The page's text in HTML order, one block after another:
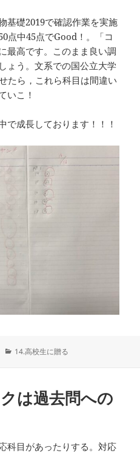
基礎2019で確認作業を実施
点中45点でGood！。「コ
最高です。このまま良い調
ょう。文系での国公立大学
たら，これら科目は間違い
いこ！
で成長しております！！！
カ
ー
14.高校生に贈る
は過去問への
科目があったりする。対応